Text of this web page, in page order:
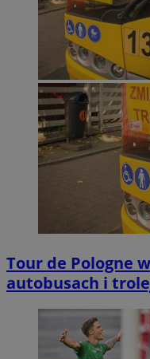
Tour de Pologne
autobusach i